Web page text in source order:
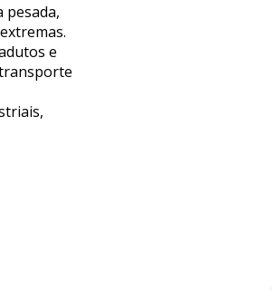
pesada,
e